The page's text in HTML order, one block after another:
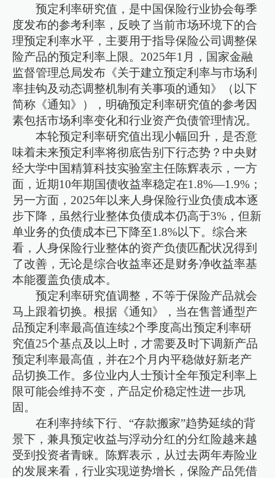
预定利率研究值，是中国保险行业协会每季
度发布的参考利率，反映了当前市场环境下的合
理预定利率水平，主要用于指导保险公司调整保
险产品的预定利率上限。2025年1月，国家金融
监督管理总局发布《关于建立预定利率与市场利
率挂钩及动态调整机制有关事项的通知》（以下
简称《通知》），明确预定利率研究值的参考因
素包括市场利率变化和行业资产负债管理情况。
本轮预定利率研究值出现小幅回升，是否意
味着未来预定利率将彻底告别下行态势？中央财
经大学中国精算科技实验室主任陈辉表示，一方
面，近期10年期国债收益率稳定在1.8%—1.9%；
另一方面，2025年以来人身保险行业负债成本逐
步下降，虽然行业整体负债成本仍高于3%，但新
单业务的负债成本已下降至1.8%以下。综合来
看，人身保险行业整体的资产负债匹配状况得到
了改善，无论是综合收益率还是财务净收益率基
本能覆盖负债成本。
预定利率研究值调整，不等于保险产品就会
马上跟着切换。根据《通知》，当在售普通型产
品预定利率最高值连续2个季度高出预定利率研
究值25个基点及以上时，才需要及时下调新产品
预定利率最高值，并在2个月内平稳做好新老产
品切换工作。多位业内人士预计全年预定利率上
限可能会维持不变，产品定价稳定性进一步巩
固。
在利率持续下行、“存款搬家”趋势延续的背
景下，兼具预定收益与浮动分红的分红险越来越
受到投资者青睐。陈辉表示，从过去两年寿险业
的发展来看，行业实现逆势增长，保险产品凭借